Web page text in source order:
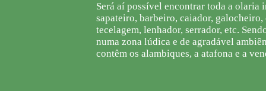
Será aí possível encontrar toda a
sapateiro, barbeiro, caiador,
tecelagem, lenhador, serrador, etc.
numa zona lúdica e de agradável
contêm os alambiques, a atafona e a